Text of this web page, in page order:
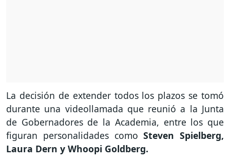
La decisión de extender todos los plazos se tomó
durante una videollamada que reunió a la Junta
de Gobernadores de la Academia, entre los que
figuran personalidades comoSteven Spielberg,
Laura Dern y Whoopi Goldberg.